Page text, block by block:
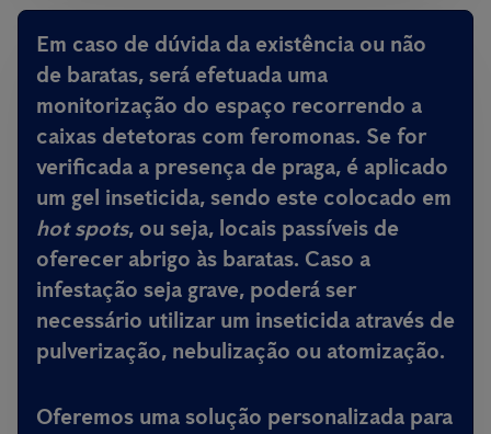
Em caso de dúvida da existência ou não
de baratas, será efetuada uma
monitorização do espaço recorrendo a
caixas detetoras com feromonas. Se for
verificada a presença de praga, é aplicado
um gel inseticida, sendo este colocado em
hot spots, ou seja, locais passíveis de
oferecer abrigo às baratas. Caso a
infestação seja grave, poderá ser
necessário utilizar um inseticida através de
pulverização, nebulização ou atomização.
Oferemos uma solução personalizada para